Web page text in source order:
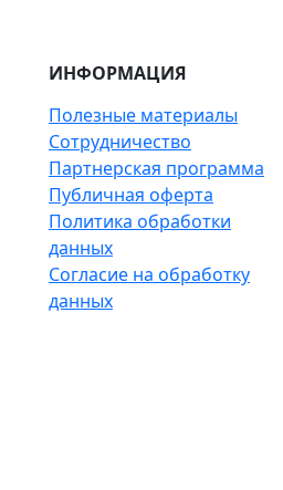
ИНФОРМАЦИЯ
Полезные материалы
Сотрудничество
Партнерская программа
Публичная оферта
Политика обработки
данных
Согласие на обработку
данных